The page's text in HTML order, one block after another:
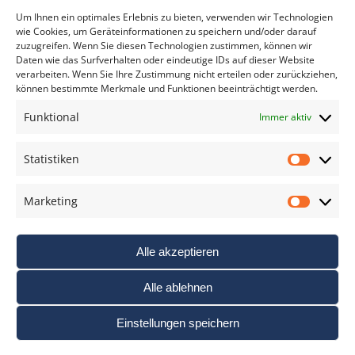
Um Ihnen ein optimales Erlebnis zu bieten, verwenden wir Technologien
wie Cookies, um Geräteinformationen zu speichern und/oder darauf
zuzugreifen. Wenn Sie diesen Technologien zustimmen, können wir
Daten wie das Surfverhalten oder eindeutige IDs auf dieser Website
verarbeiten. Wenn Sie Ihre Zustimmung nicht erteilen oder zurückziehen,
können bestimmte Merkmale und Funktionen beeinträchtigt werden.
Funktional Immer aktiv
Statistiken
Marketing
Alle akzeptieren
Alle ablehnen
Einstellungen speichern
*